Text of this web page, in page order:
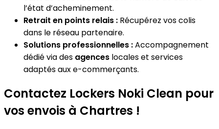
l’état d’acheminement.
Retrait en points relais : Récupérez vos colis
dans le réseau partenaire.
Solutions professionnelles :Accompagnement
dédié via des agences locales et services
adaptés aux e-commerçants.
Contactez Lockers Noki Clean pour
vos envois à Chartres !